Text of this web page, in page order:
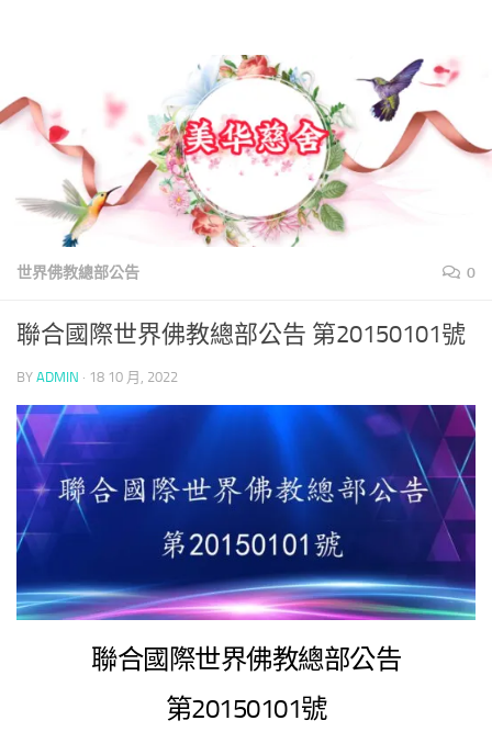
世界佛教總部公告 0
聯合國際世界佛教總部公告 第20150101號
BY ADMIN · 18 10 月, 2022
聯合國際世界佛教總部公告
第20150101號